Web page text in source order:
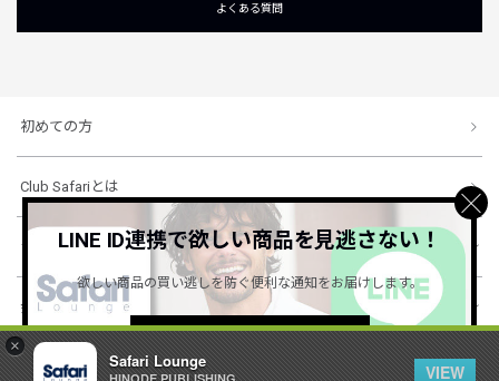
×
Safari Lounge
VIEW
よくある質問
初めての方
Club Safariとは
ショッピングガイド
会社概要・規約
LINE ID連携で欲しい商品を見逃さない！
欲しい商品の買い逃しを防ぐ便利な通知をお届けします。
詳しくはこちら ＞